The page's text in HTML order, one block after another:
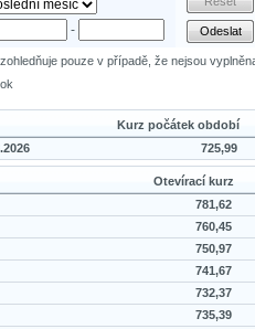
-
pouze v případě, že nejsou
Kurz počátek období
725,99
Otevírací kurz
781,62
760,45
750,97
741,67
732,37
735,39